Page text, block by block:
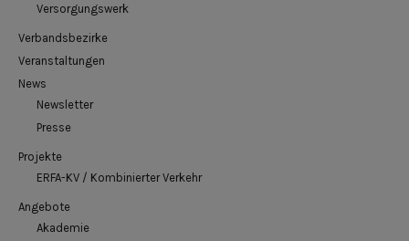
Versorgungswerk
Verbandsbezirke
Veranstaltungen
News
Newsletter
Presse
Projekte
ERFA-KV / Kombinierter Verkehr
Angebote
Akademie